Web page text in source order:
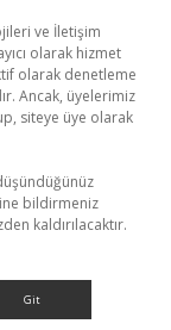
ve İletişim
olarak hizmet
olarak denetleme
Ancak, üyelerimiz
siteye üye olarak
bildirmeniz
kaldırılacaktır.